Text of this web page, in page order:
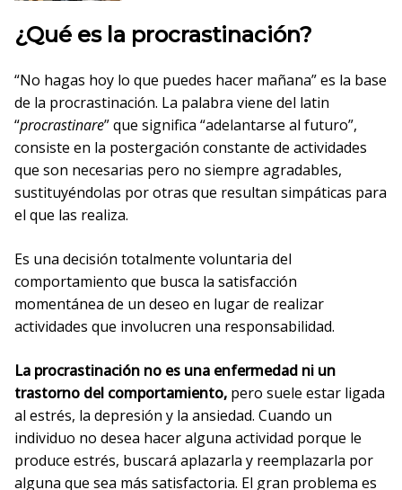
¿Qué es la procrastinación?
“No hagas hoy lo que puedes hacer mañana” es la base
de la procrastinación. La palabra viene del latin
“procrastinare” que significa “adelantarse al futuro”,
consiste en la postergación constante de actividades
que son necesarias pero no siempre agradables,
sustituyéndolas por otras que resultan simpáticas para
el que las realiza.
Es una decisión totalmente voluntaria del
comportamiento que busca la satisfacción
momentánea de un deseo en lugar de realizar
actividades que involucren una responsabilidad.
La procrastinación no es una enfermedad ni un
trastorno del comportamiento, pero suele estar ligada
al estrés, la depresión y la ansiedad. Cuando un
individuo no desea hacer alguna actividad porque le
produce estrés, buscará aplazarla y reemplazarla por
alguna que sea más satisfactoria. El gran problema es